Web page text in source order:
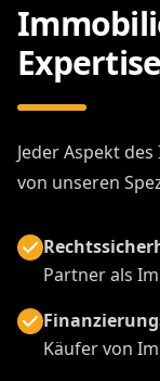
Jeder Aspekt
von unseren
Partner als
Käufer von